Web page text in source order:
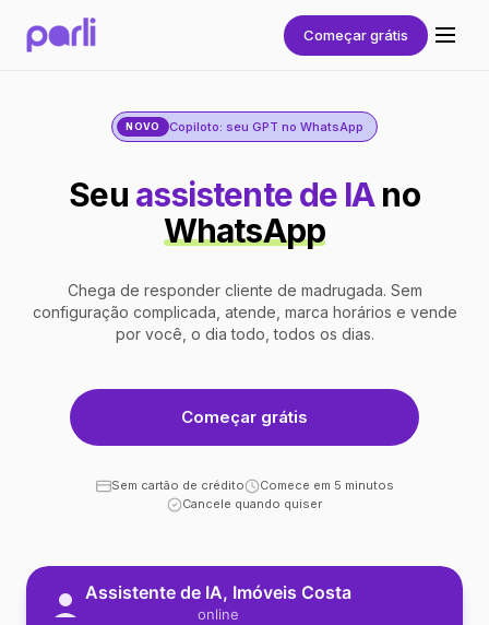
Começar grátis
NOVO Copiloto: seu GPT no WhatsApp
Seu assistente de IAno
WhatsApp
Chega de responder cliente de madrugada. Sem
configuração complicada, atende, marca horários e vende
por você, o dia todo, todos os dias.
Começar grátis
Sem cartão de crédito
Comece em 5 minutos
Cancele quando quiser
Assistente de IA, Imóveis Costa
online